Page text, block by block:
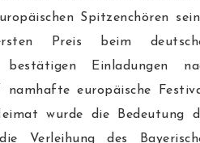
Spitzenchören
Preis beim
Einladungen
europäische
wurde die Bedeutung
Verleihung des